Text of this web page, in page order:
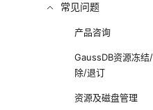
常见问题
产品咨询
GaussDB资源冻结
除/退订
资源及磁盘管理